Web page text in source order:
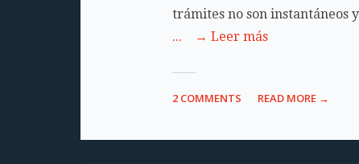
trámites no son instantáneos
... → Leer más
2 COMMENTS READ MORE →